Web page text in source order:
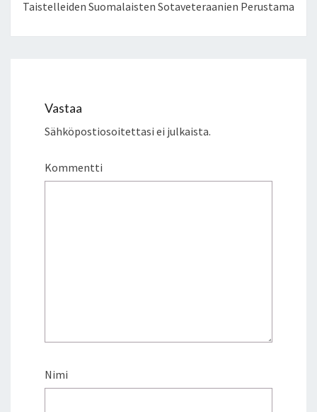
Taistelleiden Suomalaisten Sotaveteraanien Perustama
Vastaa
Sähköpostiosoitettasi ei julkaista.
Kommentti
Nimi